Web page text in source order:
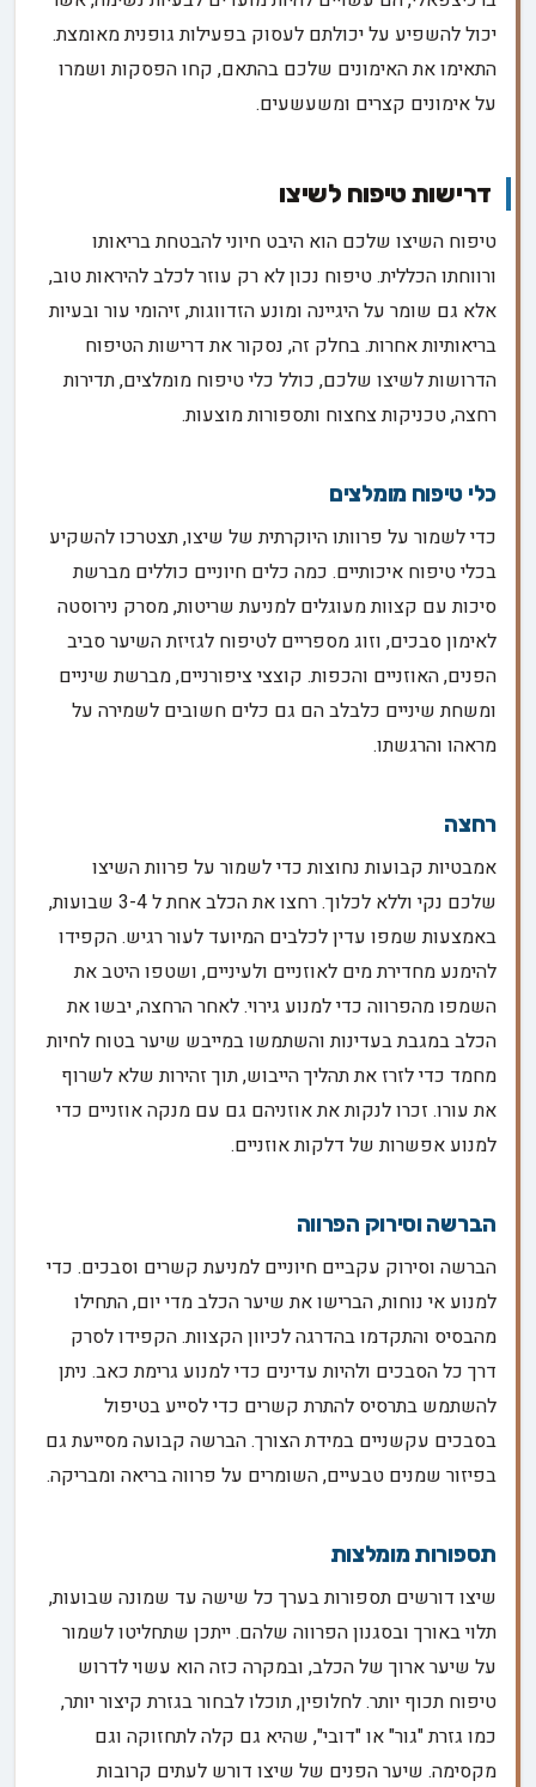
יכול להשפיע על יכולתם לעסוק בפעילות גופנית מאומצת.
התאימו את האימונים שלכם בהתאם, קחו הפסקות ושמרו
על אימונים קצרים ומשעשעים.
דרישות טיפוח לשיצו
טיפוח השיצו שלכם הוא היבט חיוני להבטחת בריאותו
ורווחתו הכללית. טיפוח נכון לא רק עוזר לכלב להיראות טוב,
אלא גם שומר על היגיינה ומונע הזדווגות, זיהומי עור ובעיות
בריאותיות אחרות. בחלק זה, נסקור את דרישות הטיפוח
הדרושות לשיצו שלכם, כולל כלי טיפוח מומלצים, תדירות
רחצה, טכניקות צחצוח ותספורות מוצעות.
כלי טיפוח מומלצים
כדי לשמור על פרוותו היוקרתית של שיצו, תצטרכו להשקיע
בכלי טיפוח איכותיים. כמה כלים חיוניים כוללים מברשת
סיכות עם קצוות מעוגלים למניעת שריטות, מסרק נירוסטה
לאימון סבכים, וזוג מספריים לטיפוח לגזיזת השיער סביב
הפנים, האוזניים והכפות. קוצצי ציפורניים, מברשת שיניים
ומשחת שיניים כלבלב הם גם כלים חשובים לשמירה על
מראהו והרגשתו.
רחצה
אמבטיות קבועות נחוצות כדי לשמור על פרוות השיצו
שלכם נקי וללא לכלוך. רחצו את הכלב אחת ל 3-4 שבועות,
באמצעות שמפו עדין לכלבים המיועד לעור רגיש. הקפידו
להימנע מחדירת מים לאוזניים ולעיניים, ושטפו היטב את
השמפו מהפרווה כדי למנוע גירוי. לאחר הרחצה, יבשו את
הכלב במגבת בעדינות והשתמשו במייבש שיער בטוח לחיות
מחמד כדי לזרז את תהליך הייבוש, תוך זהירות שלא לשרוף
את עורו. זכרו לנקות את אוזניהם גם עם מנקה אוזניים כדי
למנוע אפשרות של דלקות אוזניים.
הברשה וסירוק הפרווה
הברשה וסירוק עקביים חיוניים למניעת קשרים וסבכים. כדי
למנוע אי נוחות, הברישו את שיער הכלב מדי יום, התחילו
מהבסיס והתקדמו בהדרגה לכיוון הקצוות. הקפידו לסרק
דרך כל הסבכים ולהיות עדינים כדי למנוע גרימת כאב. ניתן
להשתמש בתרסיס להתרת קשרים כדי לסייע בטיפול
בסבכים עקשניים במידת הצורך. הברשה קבועה מסייעת גם
בפיזור שמנים טבעיים, השומרים על פרווה בריאה ומבריקה.
תספורות מומלצות
שיצו דורשים תספורות בערך כל שישה עד שמונה שבועות,
תלוי באורך ובסגנון הפרווה שלהם. ייתכן שתחליטו לשמור
על שיער ארוך של הכלב, ובמקרה כזה הוא עשוי לדרוש
טיפוח תכוף יותר. לחלופין, תוכלו לבחור בגזרת קיצור יותר,
כמו גזרת "גור" או "דובי", שהיא גם קלה לתחזוקה וגם
מקסימה. שיער הפנים של שיצו דורש לעתים קרובות